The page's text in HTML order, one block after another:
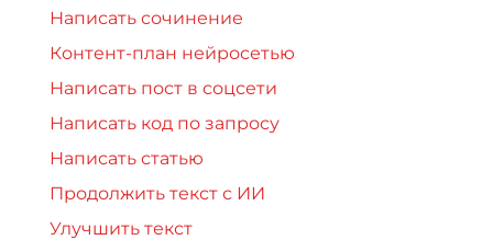
Написать сочинение
Контент-план нейросетью
Написать пост в соцсети
Написать код по запросу
Написать статью
Продолжить текст с ИИ
Улучшить текст